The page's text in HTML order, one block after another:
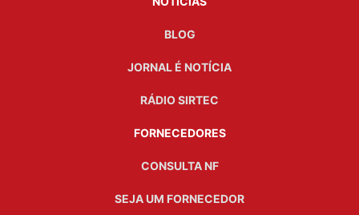
BLOG
JORNAL É NOTÍCIA
RÁDIO SIRTEC
FORNECEDORES
CONSULTA NF
SEJA UM FORNECEDOR